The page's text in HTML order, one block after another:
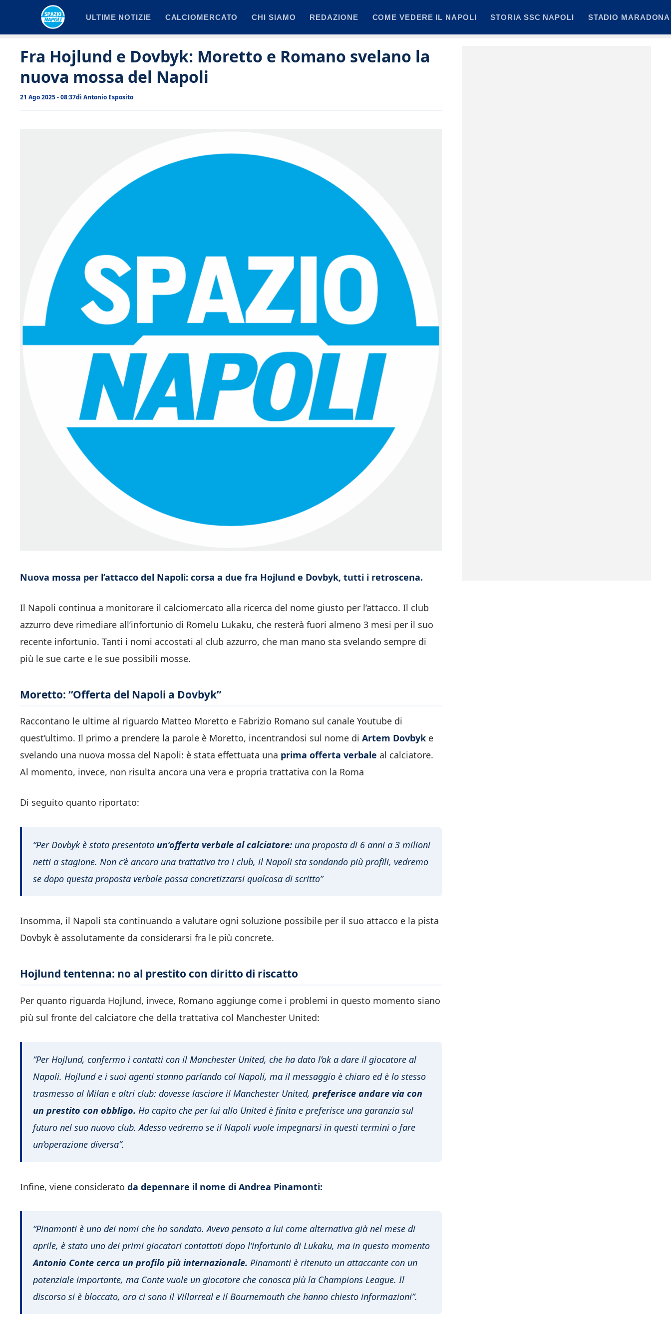
ULTIME NOTIZIE CALCIOMERCATO CHI SIAMO REDAZIONE COME VEDERE IL NAPOLI STORIA SSC NAPOLI STADIO MARADONA
Fra Hojlund e Dovbyk: Moretto e Romano svelano la
nuova mossa del Napoli
21 Ago 2025 - 08:37di Antonio Esposito
Nuova mossa per l’attacco del Napoli: corsa a due fra Hojlund e Dovbyk, tutti i retroscena.
Il Napoli continua a monitorare il calciomercato alla ricerca del nome giusto per l’attacco. Il club
azzurro deve rimediare all’infortunio di Romelu Lukaku, che resterà fuori almeno 3 mesi per il suo
recente infortunio. Tanti i nomi accostati al club azzurro, che man mano sta svelando sempre di
più le sue carte e le sue possibili mosse.
Moretto: “Offerta del Napoli a Dovbyk”
Raccontano le ultime al riguardo Matteo Moretto e Fabrizio Romano sul canale Youtube di
quest’ultimo. Il primo a prendere la parole è Moretto, incentrandosi sul nome di Artem Dovbyk e
svelando una nuova mossa del Napoli: è stata effettuata una prima offerta verbale al calciatore.
Al momento, invece, non risulta ancora una vera e propria trattativa con la Roma
Di seguito quanto riportato:
“Per Dovbyk è stata presentata un’offerta verbale al calciatore: una proposta di 6 anni a 3 milioni
netti a stagione. Non c’è ancora una trattativa tra i club, il Napoli sta sondando più profili, vedremo
se dopo questa proposta verbale possa concretizzarsi qualcosa di scritto”
Insomma, il Napoli sta continuando a valutare ogni soluzione possibile per il suo attacco e la pista
Dovbyk è assolutamente da considerarsi fra le più concrete.
Hojlund tentenna: no al prestito con diritto di riscatto
Per quanto riguarda Hojlund, invece, Romano aggiunge come i problemi in questo momento siano
più sul fronte del calciatore che della trattativa col Manchester United:
“Per Hojlund, confermo i contatti con il Manchester United, che ha dato l’ok a dare il giocatore al
Napoli. Hojlund e i suoi agenti stanno parlando col Napoli, ma il messaggio è chiaro ed è lo stesso
trasmesso al Milan e altri club: dovesse lasciare il Manchester United, preferisce andare via con
un prestito con obbligo. Ha capito che per lui allo United è finita e preferisce una garanzia sul
futuro nel suo nuovo club. Adesso vedremo se il Napoli vuole impegnarsi in questi termini o fare
un’operazione diversa”.
Infine, viene considerato da depennare il nome di Andrea Pinamonti:
“Pinamonti è uno dei nomi che ha sondato. Aveva pensato a lui come alternativa già nel mese di
aprile, è stato uno dei primi giocatori contattati dopo l’infortunio di Lukaku, ma in questo momento
Antonio Conte cerca un profilo più internazionale. Pinamonti è ritenuto un attaccante con un
potenziale importante, ma Conte vuole un giocatore che conosca più la Champions League. Il
discorso si è bloccato, ora ci sono il Villarreal e il Bournemouth che hanno chiesto informazioni”.